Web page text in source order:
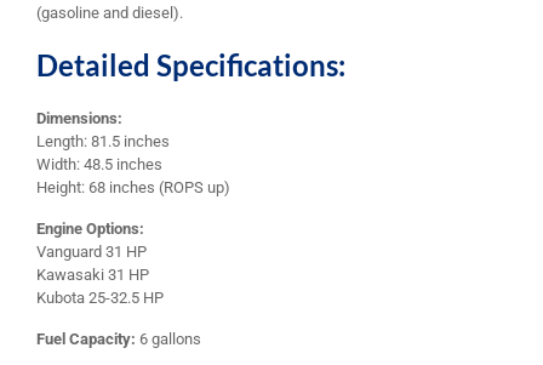
(gasoline and diesel).
Detailed Specifications:
Dimensions:
Length: 81.5 inches
Width: 48.5 inches
Height: 68 inches (ROPS up)
Engine Options:
Vanguard 31 HP
Kawasaki 31 HP
Kubota 25-32.5 HP
Fuel Capacity: 6 gallons